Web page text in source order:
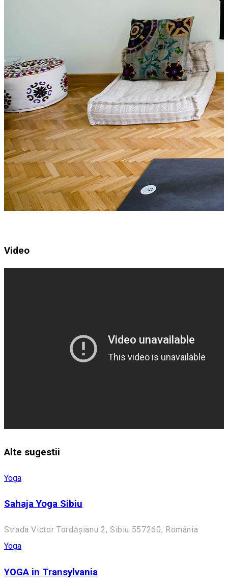
Video
Alte sugestii
Yoga
Sahaja Yoga Sibiu
Strada Victor Tordășianu 2, Sibiu 557260, România
Yoga
YOGA in Transylvania